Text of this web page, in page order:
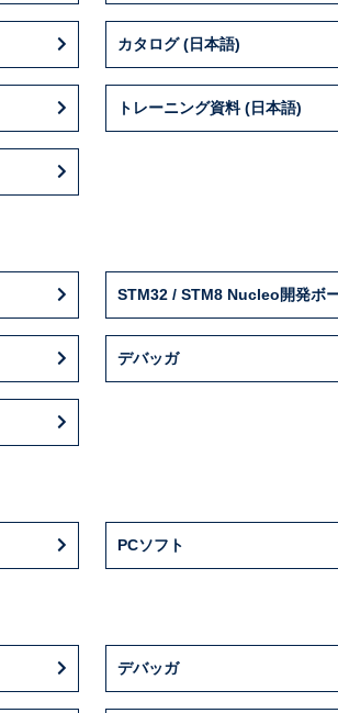
カタログ (日本語)
トレーニング資料 (日本語)
STM32 / STM8 Nucleo開発ボ
デバッガ
PCソフト
デバッガ